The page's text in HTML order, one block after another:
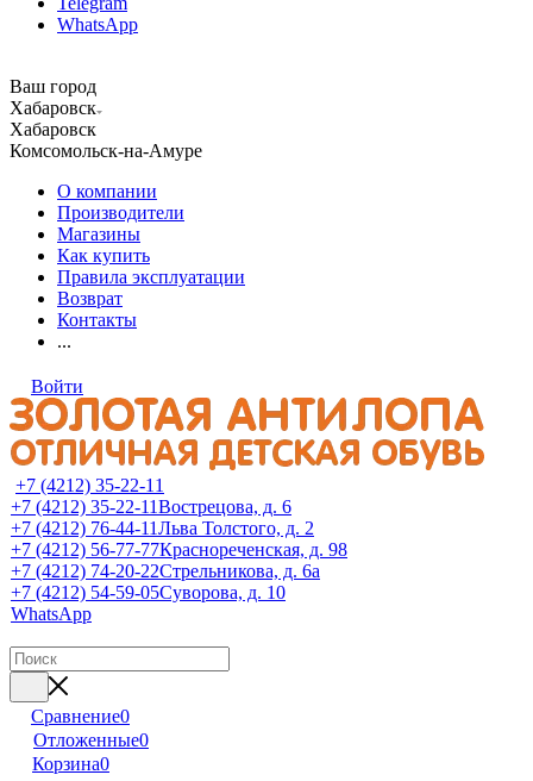
WhatsApp
Ваш город
Хабаровск
Хабаровск
Комсомольск-на-Амуре
О компании
Производители
Магазины
Как купить
Правила эксплуатации
Возврат
Контакты
...
Войти
+7 (4212) 35-22-11
+7 (4212) 35-22-11Вострецова, д. 6
+7 (4212) 76-44-11Льва Толстого, д. 2
+7 (4212) 56-77-77Краснореченская, д. 98
+7 (4212) 74-20-22Стрельникова, д. 6а
+7 (4212) 54-59-05Суворова, д. 10
WhatsApp
Сравнение0
Отложенные0
Корзина0